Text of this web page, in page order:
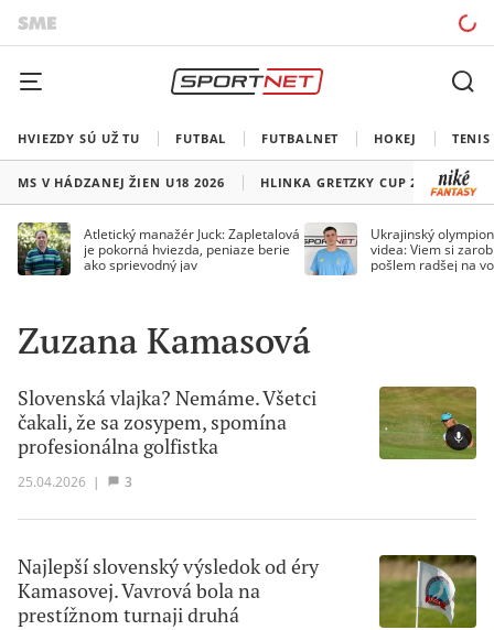
HVIEZDY SÚ UŽ TU FUTBAL FUTBALNET HOKEJ TENIS
MS V HÁDZANEJ ŽIEN U18 2026 HLINKA GRETZKY CUP 2026
Atletický manažér Juck: Zapletalová
je pokorná hviezda, peniaze berie
ako sprievodný jav
Ukrajinský
videa: Viem si
pošlem radšej na
Zuzana Kamasová
Slovenská vlajka? Nemáme. Všetci
čakali, že sa zosypem, spomína
profesionálna golfistka
25.04.2026 | 3
Najlepší slovenský výsledok od éry
Kamasovej. Vavrová bola na
prestížnom turnaji druhá